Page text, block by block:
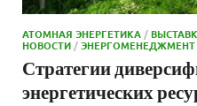
АТОМНАЯ ЭНЕРГЕТИКА /
НОВОСТИ /ЭНЕРГОМЕНЕДЖМЕНТ
Стратегии
энергетических